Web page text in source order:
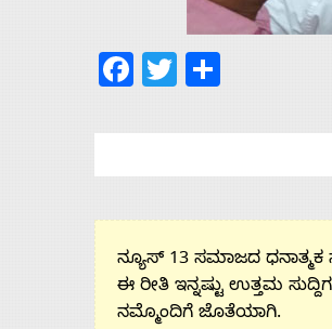
Advertise
Contact
Facebook
Twitter
ನ್ಯೂಸ್ 13 ಸಮಾಜದ ಧನಾತ್ಮಕ
ಈ ರೀತಿ ಇನ್ನಷ್ಟು ಉತ್ತಮ
ನಮ್ಮೊಂದಿಗೆ ಜೊತೆಯಾಗಿ.